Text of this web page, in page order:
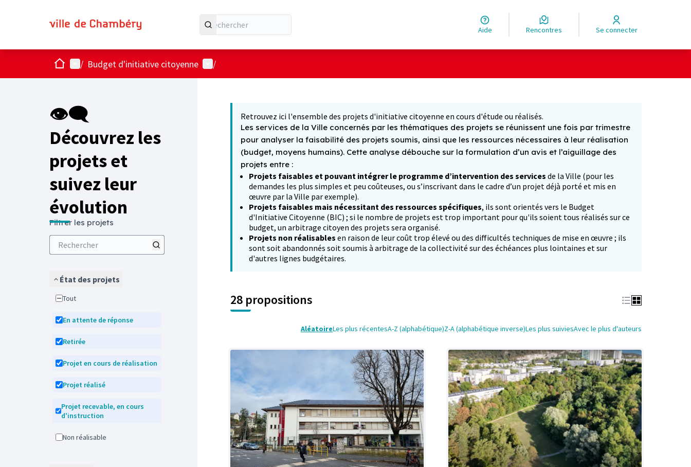
Aide Rencontres Se connecter
AccueilMenu principal
/ Budget d'initiative citoyenne Menu utilisateur
/
👁‍🗨
Découvrez les
projets et
suivez leur
évolution
Filtrer les projets
État des projets
Tout
En attente de réponse
Retirée
Projet en cours de réalisation
Projet réalisé
Projet recevable, en cours
d'instruction
Non réalisable
Retrouvez ici l'ensemble des projets d'initiative citoyenne en cours d'étude ou réalisés.
Les services de la Ville concernés par les thématiques des projets se réunissent une fois par trimestre
pour analyser la faisabilité des projets soumis, ainsi que les ressources nécessaires à leur réalisation
(budget, moyens humains). Cette analyse débouche sur la formulation d’un avis et l’aiguillage des
projets entre :
Projets faisables et pouvant intégrer le programme d’intervention des services de la Ville (pour les
demandes les plus simples et peu coûteuses, ou s’inscrivant dans le cadre d’un projet déjà porté et mis en
œuvre par la Ville par exemple).
Projets faisables mais nécessitant des ressources spécifiques, ils sont orientés vers le Budget
d'Initiative Citoyenne (BIC) ; si le nombre de projets est trop important pour qu'ils soient tous réalisés sur ce
budget, un arbitrage citoyen des projets sera organisé.
Projets non réalisables en raison de leur coût trop élevé ou des difficultés techniques de mise en œuvre ; ils
sont soit abandonnés soit soumis à arbitrage de la collectivité sur des échéances plus lointaines et sur
d'autres lignes budgétaires.
28 propositions
AléatoireLes plus récentesA-Z (alphabétique)Z-A (alphabétique inverse)Les plus suiviesAvec le plus d'auteurs